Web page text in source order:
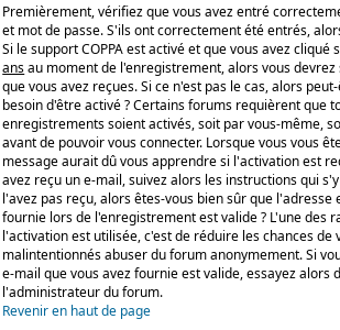
Premièrement, vérifiez que vous avez entré
et mot de passe. S'ils ont correctement été entrés,
Si le support COPPA est activé et que vous avez cliqué
ansau moment de l'enregistrement, alors vous
que vous avez reçues. Si ce n'est pas le cas, alors
besoin d'être activé ? Certains forums requièrent que
enregistrements soient activés, soit par vous-même,
avant de pouvoir vous connecter. Lorsque vous vous
message aurait dû vous apprendre si l'activation est
avez reçu un e-mail, suivez alors les instructions qui
l'avez pas reçu, alors êtes-vous bien sûr que l'adresse
fournie lors de l'enregistrement est valide ? L'une des
l'activation est utilisée, c'est de réduire les chances de
malintentionnés abuser du forum anonymement. Si
e-mail que vous avez fournie est valide, essayez alors
l'administrateur du forum.
Revenir en haut de page